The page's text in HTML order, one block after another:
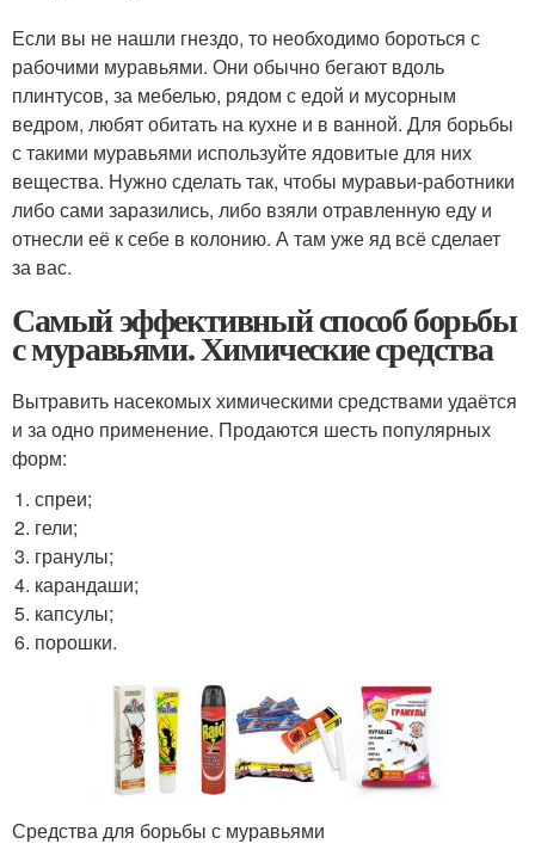
Если вы не нашли гнездо, то необходимо бороться с
рабочими муравьями. Они обычно бегают вдоль
плинтусов, за мебелью, рядом с едой и мусорным
ведром, любят обитать на кухне и в ванной. Для борьбы
с такими муравьями используйте ядовитые для них
вещества. Нужно сделать так, чтобы муравьи-работники
либо сами заразились, либо взяли отравленную еду и
отнесли её к себе в колонию. А там уже яд всё сделает
за вас.
Самый эффективный способ борьбы
с муравьями. Химические средства
Вытравить насекомых химическими средствами удаётся
и за одно применение. Продаются шесть популярных
форм:
спреи;
гели;
гранулы;
карандаши;
капсулы;
порошки.
Средства для борьбы с муравьями